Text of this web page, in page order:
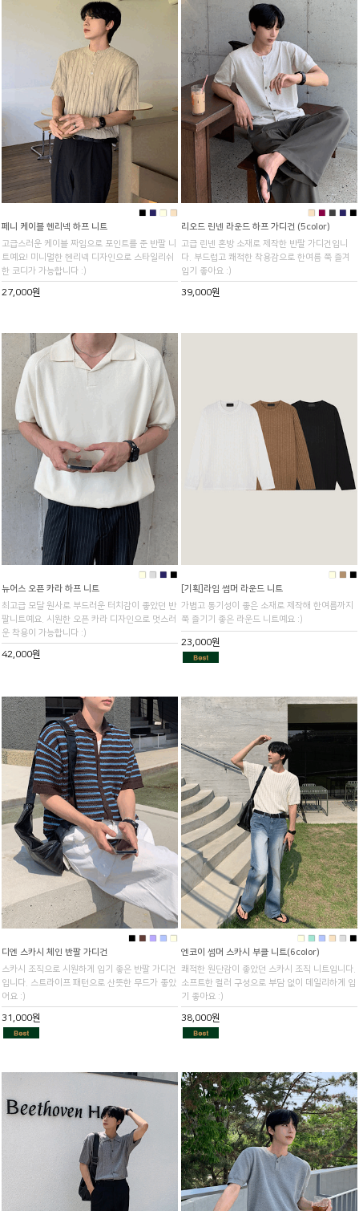
페니 케이블 헨리넥 하프 니트
고급스러운 케이블 짜임으로 포인트를 준 반팔 니
트예요! 미니멀한 헨리넥 디자인으로 스타일리쉬
한 코디가 가능합니다 :)
27,000원
리오드 린넨 라운드 하프 가디건 (5color)
고급 린넨 혼방 소재로 제작한 반팔 가디건입니
다. 부드럽고 쾌적한 착용감으로 한여름 쭉 즐겨
입기 좋아요 :)
39,000원
■ ■ ■ ■
뉴어스 오픈 카라 하프 니트
최고급 모달 원사로 부드러운 터치감이 좋았던 반
팔니트예요. 시원한 오픈 카라 디자인으로 멋스러
운 착용이 가능합니다 :)
42,000원
■ ■ ■
[기획]라임 썸머 라운드 니트
가볍고 통기성이 좋은 소재로 제작해 한여름까지
쭉 즐기기 좋은 라운드 니트예요 :)
23,000원
■ ■ ■ ■ ■
디엔 스카시 체인 반팔 가디건
스카시 조직으로 시원하게 입기 좋은 반팔 가디건
입니다. 스트라이프 패턴으로 산뜻한 무드가 좋았
어요 :)
31,000원
■ ■ ■ ■ ■ ■
엔코이 썸머 스카시 부클 니트(6color)
쾌적한 원단감이 좋았던 스카시 조직 니트입니다.
소프트한 컬러 구성으로 부담 없이 데일리하게 입
기 좋아요 :)
38,000원